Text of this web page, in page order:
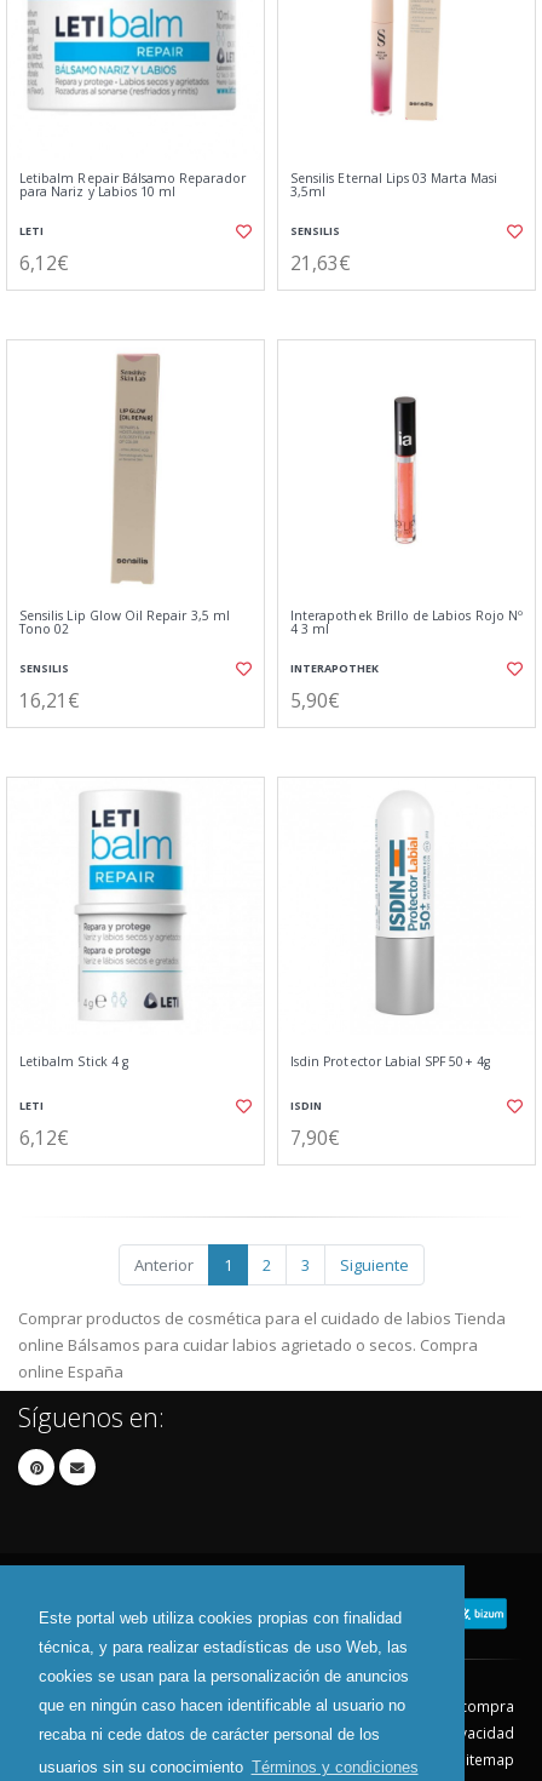
Este portal web utiliza cookies propias con finalidad
técnica, y para realizar estadísticas de uso Web, las
cookies se usan para la personalización de anuncios
que en ningún caso hacen identificable al usuario no
recaba ni cede datos de carácter personal de los
usuarios sin su conocimiento Términos y condiciones
Letibalm Repair Bálsamo Reparador
para Nariz y Labios 10 ml
LETI
6,12€
Sensilis Eternal Lips 03 Marta Masi
3,5ml
SENSILIS
21,63€
Sensilis Lip Glow Oil Repair 3,5 ml
Tono 02
SENSILIS
16,21€
Interapothek Brillo de Labios Rojo Nº
4 3 ml
INTERAPOTHEK
5,90€
Letibalm Stick 4 g
LETI
6,12€
Isdin Protector Labial SPF 50+ 4g
ISDIN
7,90€
Anterior 1 2 3 Siguiente
Comprar productos de cosmética para el cuidado de labios Tienda
online Bálsamos para cuidar labios agrietado o secos. Compra
online España
Síguenos en:
Contacto Aviso Legal
Condiciones de compra
Política de envíos
Política de devolución
Política de Privacidad
Política de Cookies
Sitemap